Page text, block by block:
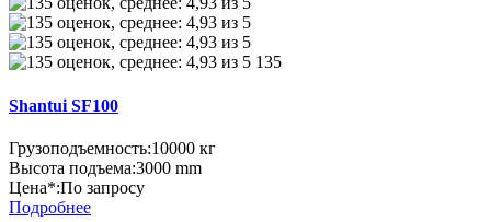
135
Shantui SF100
Грузоподъемность:10000 кг
Высота подъема:3000 mm
Цена*:По запросу
Подробнее